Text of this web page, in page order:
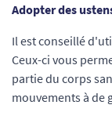
Adopter des
Il est conseillé
Ceux-ci vous
partie du corps
mouvements à de